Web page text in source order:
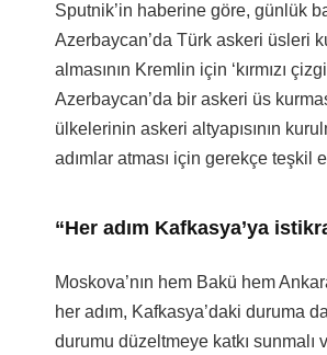
Sputnik’in haberine göre, günlük
Azerbaycan’da Türk askeri üsleri
almasının Kremlin için ‘kırmızı
Azerbaycan’da bir askeri üs
ülkelerinin askeri altyapısının
adımlar atması için gerekçe teşkil
“Her adım Kafkasya’ya
Moskova’nın hem Bakü hem
her adım, Kafkasya’daki duruma
durumu düzeltmeye katkı sunmalı